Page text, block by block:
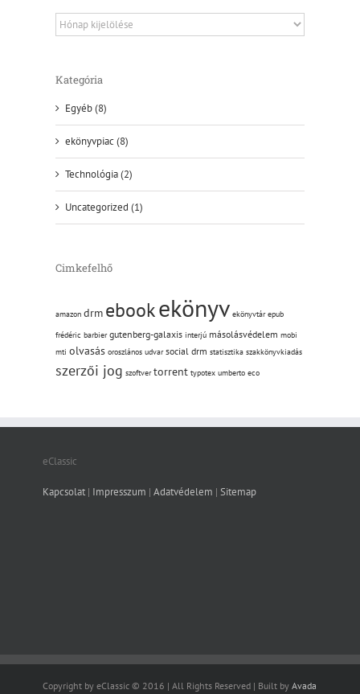
Archivum
Kategória
Egyéb (8)
ekönyvpiac (8)
Technológia (2)
Uncategorized (1)
Cimkefelhő
amazon drm ebookekönyv ekönyvtár epub
frédéric barbier gutenberg-galaxis interjú másolásvédelem mobi
mti olvasás oroszlános udvar social drm statisztika szakkönyvkiadás
szerzői jog szoftver torrent typotex umberto eco
eClassic
Kapcsolat| Impresszum | Adatvédelem | Sitemap
Copyright by eClassic © 2016 | All Rights Reserved | Built byAvada